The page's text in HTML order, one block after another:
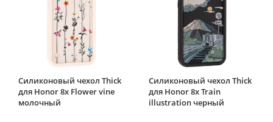
Силиконовый чехол Thick
для Honor 8x Flower vine
молочный
Силиконовый чехол Thick
для Honor 8x Train
illustration черный